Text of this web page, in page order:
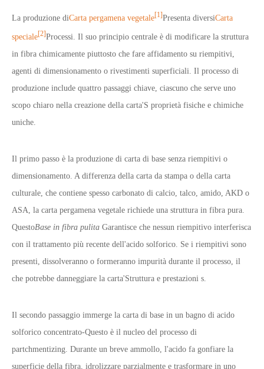
La produzione diCarta pergamena vegetale[1]Presenta diversiCarta
speciale [2] Processi. Il suo principio centrale è di modificare la struttura
in fibra chimicamente piuttosto che fare affidamento su riempitivi,
agenti di dimensionamento o rivestimenti superficiali. Il processo di
produzione include quattro passaggi chiave, ciascuno che serve uno
scopo chiaro nella creazione della carta'S proprietà fisiche e chimiche
uniche.
Il primo passo è la produzione di carta di base senza riempitivi o
dimensionamento. A differenza della carta da stampa o della carta
culturale, che contiene spesso carbonato di calcio, talco, amido, AKD o
ASA, la carta pergamena vegetale richiede una struttura in fibra pura.
QuestoBase in fibra pulita Garantisce che nessun riempitivo interferisca
con il trattamento più recente dell'acido solforico. Se i riempitivi sono
presenti, dissolveranno o formeranno impurità durante il processo, il
che potrebbe danneggiare la carta'Struttura e prestazioni s.
Il secondo passaggio immerge la carta di base in un bagno di acido
solforico concentrato-Questo è il nucleo del processo di
partchmentizing. Durante un breve ammollo, l'acido fa gonfiare la
superficie della fibra, idrolizzare parzialmente e trasformare in uno